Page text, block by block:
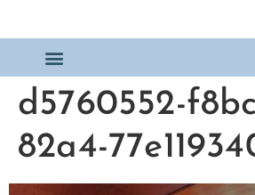
d5760552-
82a4-